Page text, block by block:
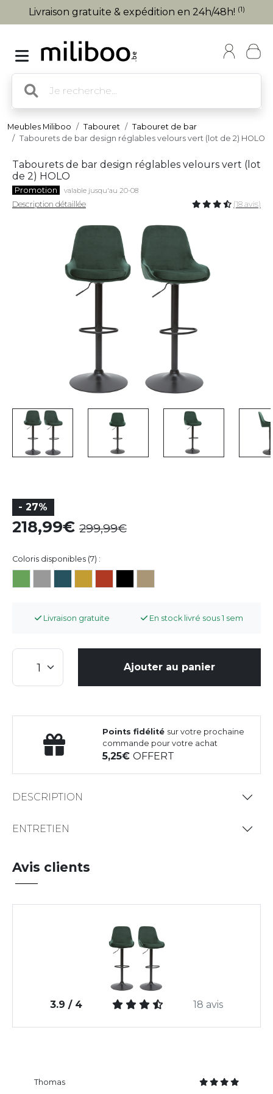
Livraison gratuite & expédition en 24h/48h! (1)
Meubles Miliboo Tabouret
Tabouret de bar
Tabourets de bar design réglables velours vert (lot de 2) HOLO
Tabourets de bar design réglables velours vert (lot
de 2) HOLO
Promotion valable jusqu'au 20-08
Description détaillée (18 avis)
- 27%
218,99 299,99
Coloris disponibles (7) :
Livraison gratuite En stock livré sous 1 sem
Ajouter au panier
Points fidélité sur votre prochaine
commande pour votre achat
5,25OFFERT
DESCRIPTION
ENTRETIEN
Avis clients
3.9 / 4 18 avis
Thomas